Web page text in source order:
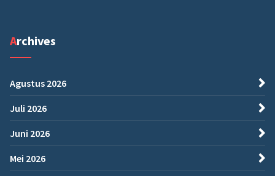
Archives
Agustus 2026
Juli 2026
Juni 2026
Mei 2026